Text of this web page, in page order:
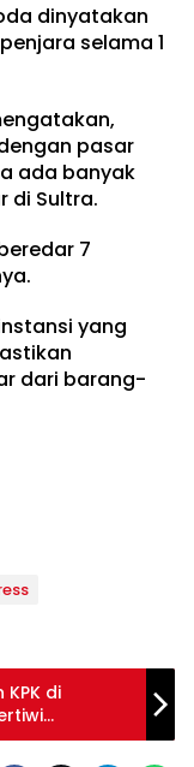
dinyatakan
selama 1
pasar
ada banyak
di Sultra.
7
yang
dari barang-
KPK di